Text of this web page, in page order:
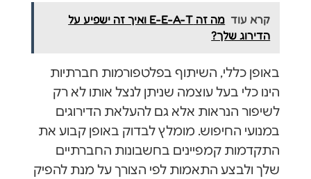
קרא עוד
מה זה E-E-A-T ואיך זה ישפיע על
הדירוג שלך?
באופן כללי, השיתוף בפלטפורמות חברתיות
הינו כלי בעל עוצמה שניתן לנצל אותו לא רק
לשיפור הנראות אלא גם להעלאת הדירוגים
במנועי החיפוש. מומלץ לבדוק באופן קבוע את
התקדמות קמפיינים בחשבונות החברתיים
שלך ולבצע התאמות לפי הצורך על מנת להפיק